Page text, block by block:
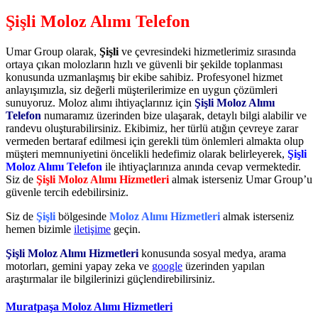
Şişli Moloz Alımı Telefon
Umar Group olarak, Şişli ve çevresindeki hizmetlerimiz sırasında
ortaya çıkan molozların hızlı ve güvenli bir şekilde toplanması
konusunda uzmanlaşmış bir ekibe sahibiz. Profesyonel hizmet
anlayışımızla, siz değerli müşterilerimize en uygun çözümleri
sunuyoruz. Moloz alımı ihtiyaçlarınız için Şişli Moloz Alımı
Telefon numaramız üzerinden bize ulaşarak, detaylı bilgi alabilir ve
randevu oluşturabilirsiniz. Ekibimiz, her türlü atığın çevreye zarar
vermeden bertaraf edilmesi için gerekli tüm önlemleri almakta olup
müşteri memnuniyetini öncelikli hedefimiz olarak belirleyerek, Şişli
Moloz Alımı Telefon ile ihtiyaçlarınıza anında cevap vermektedir.
Siz de Şişli Moloz Alımı Hizmetleri almak isterseniz Umar Group’u
güvenle tercih edebilirsiniz.
Siz de Şişli bölgesinde Moloz Alımı Hizmetleri almak isterseniz
hemen bizimle iletişime geçin.
Şişli Moloz Alımı Hizmetleri konusunda sosyal medya, arama
motorları, gemini yapay zeka ve google üzerinden yapılan
araştırmalar ile bilgilerinizi güçlendirebilirsiniz.
Muratpaşa Moloz Alımı Hizmetleri